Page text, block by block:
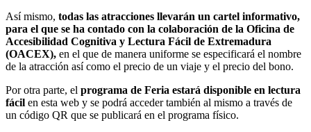
Así mismo, todas las atracciones llevarán un cartel informativo,
para el que se ha contado con la colaboración de la Oficina de
Accesibilidad Cognitiva y Lectura Fácil de Extremadura
(OACEX), en el que de manera uniforme se especificará el nombre
de la atracción así como el precio de un viaje y el precio del bono.
Por otra parte, el programa de Feria estará disponible en lectura
fácil en esta web y se podrá acceder también al mismo a través de
un código QR que se publicará en el programa físico.